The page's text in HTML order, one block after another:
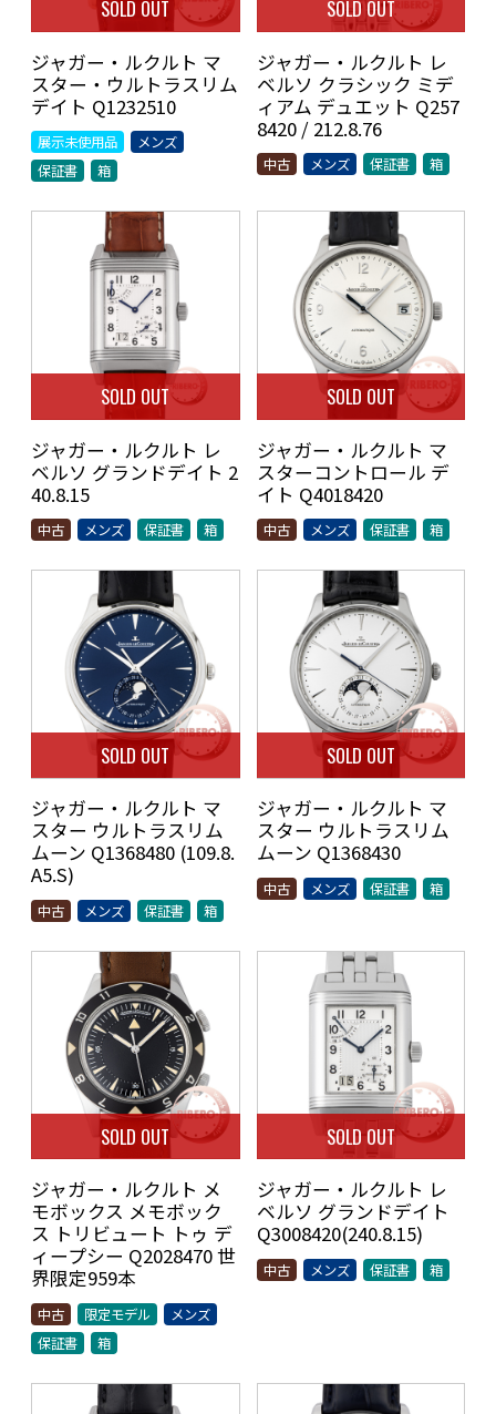
SOLD OUT
ジャガー・ルクルト マ
スター・ウルトラスリム
デイト Q1232510
展示未使用品
メンズ
保証書
箱
SOLD OUT
ジャガー・ルクルト レ
ベルソ クラシック ミデ
ィアム デュエット Q257
8420 / 212.8.76
中古 メンズ 保証書 箱
SOLD OUT
ジャガー・ルクルト レ
ベルソ グランドデイト 2
40.8.15
中古 メンズ 保証書 箱
SOLD OUT
ジャガー・ルクルト マ
スターコントロール デ
イト Q4018420
中古 メンズ 保証書 箱
SOLD OUT
ジャガー・ルクルト マ
スター ウルトラスリム
ムーン Q1368480 (109.8.
A5.S)
中古 メンズ 保証書 箱
SOLD OUT
ジャガー・ルクルト マ
スター ウルトラスリム
ムーン Q1368430
中古 メンズ 保証書 箱
SOLD OUT
ジャガー・ルクルト メ
モボックス メモボック
ス トリビュート トゥ デ
ィープシー Q2028470 世
界限定959本
中古 限定モデル
メンズ
保証書
箱
SOLD OUT
ジャガー・ルクルト レ
ベルソ グランドデイト
Q3008420(240.8.15)
中古 メンズ 保証書 箱